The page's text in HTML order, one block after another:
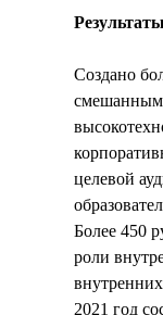
Результаты
Создано
смешанным
целевой
Более 450
роли
2021 год